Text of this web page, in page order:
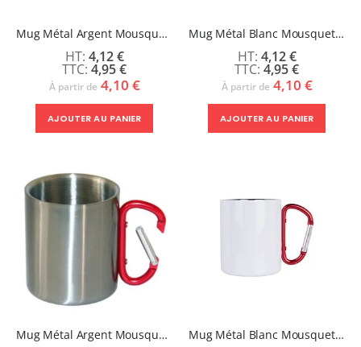
Mug Métal Argent Mousqueton Argent 300 ml - ZEPHYR
4,95 €
4,12 €
À partir de 4,10 €
AJOUTER AU PANIER
Mug Métal Blanc Mousqueton Argent 300 ml - ZEPHYR
4,95 €
4,12 €
À partir de 4,10 €
AJOUTER AU PANIER
Mug Métal Argent Mousqueton Rouge 300 ml - ZEPHYR Mug Métal Blanc Mousqueton Rouge 300 ml - ZEPHYR